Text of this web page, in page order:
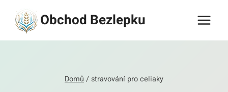
obsah
Obchod Bezlepku
Domů / stravování pro celiaky